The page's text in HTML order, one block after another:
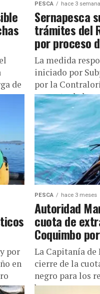
de
PESCA hace 3
Sernapesca
trámites del
por proceso
La medida
iniciado por
por la
respecto de la
por
en
PESCA hace 3 meses
Autoridad
cuota de
Coquimbo
La Capitanía
cierre de la
negro para los
base...